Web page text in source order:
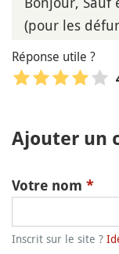
(pour les
Réponse utile ?
Ajouter un
Votre nom *
Inscrit sur le site ?